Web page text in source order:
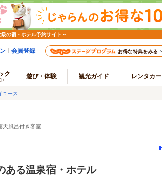
の宿・ホテル予約サイト～
会員登録 お得な特典をみる
ク 遊び・体験 観光ガイド レンタカー
ユース
風呂付き客室
ある温泉宿・ホテル